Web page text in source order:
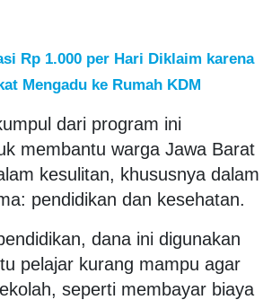
Rp 1.000 per Hari Diklaim karena
Mengadu ke Rumah KDM
dari program ini
membantu warga Jawa Barat
kesulitan, khususnya dalam
pendidikan dan kesehatan.
dana ini digunakan
pelajar kurang mampu agar
seperti membayar biaya